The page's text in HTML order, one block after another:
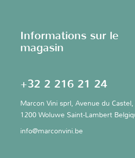
Informations sur le
magasin
+32 2 216 21 24
Marcon Vini sprl, Avenue du
1200 Woluwe Saint-Lambert
info@marconvini.be